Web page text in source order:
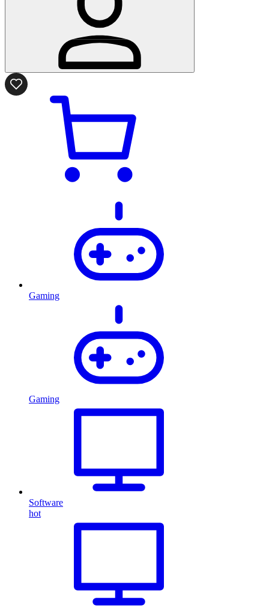
Gaming
Gaming
Software
hot